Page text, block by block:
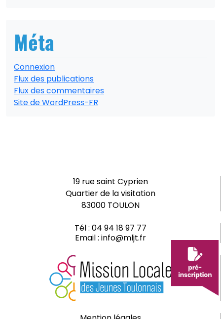
Méta
Connexion
Flux des publications
Flux des commentaires
Site de WordPress-FR
19 rue saint Cyprien
Quartier de la visitation
83000 TOULON
Tél : 04 94 18 97 77
Email : info@mljt.fr